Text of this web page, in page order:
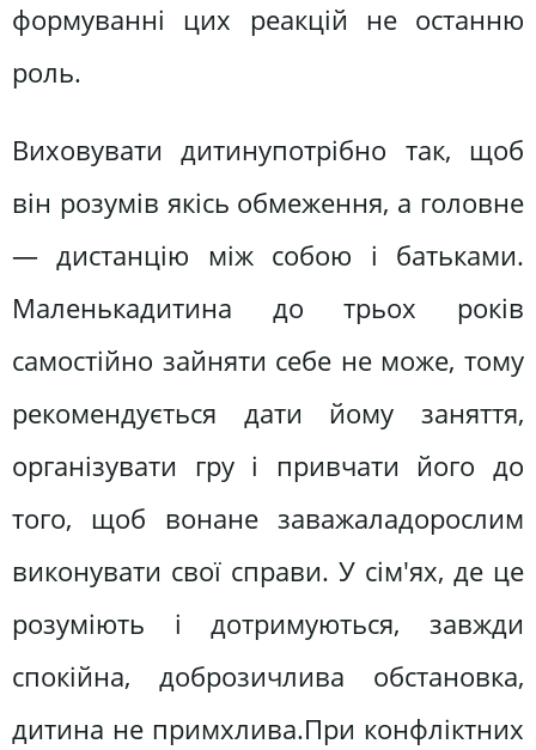
формуванні цих реакцій не останню
роль.
Виховувати дитинупотрібно так, щоб
він розумів якісь обмеження, а головне
— дистанцію між собою і батьками.
Маленькадитина до трьох років
самостійно зайняти себе не може, тому
рекомендується дати йому заняття,
організувати гру і привчати його до
того, щоб вонане заважаладорослим
виконувати свої справи. У сім'ях, де це
розуміють і дотримуються, завжди
спокійна, доброзичлива обстановка,
дитина не примхлива.При конфліктних